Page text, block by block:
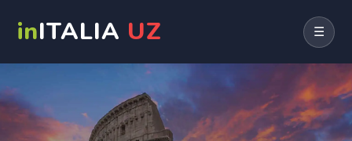
inITALIA UZ ☰